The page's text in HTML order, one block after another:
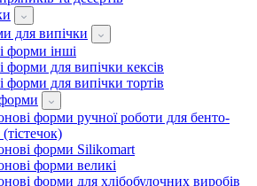
для випічки
форми інші
форми для випічки кексів
форми для випічки тортів
форми ручної роботи для бенто-
(тістечок)
форми Silikomart
форми великі
форми для хлібобулочних виробів